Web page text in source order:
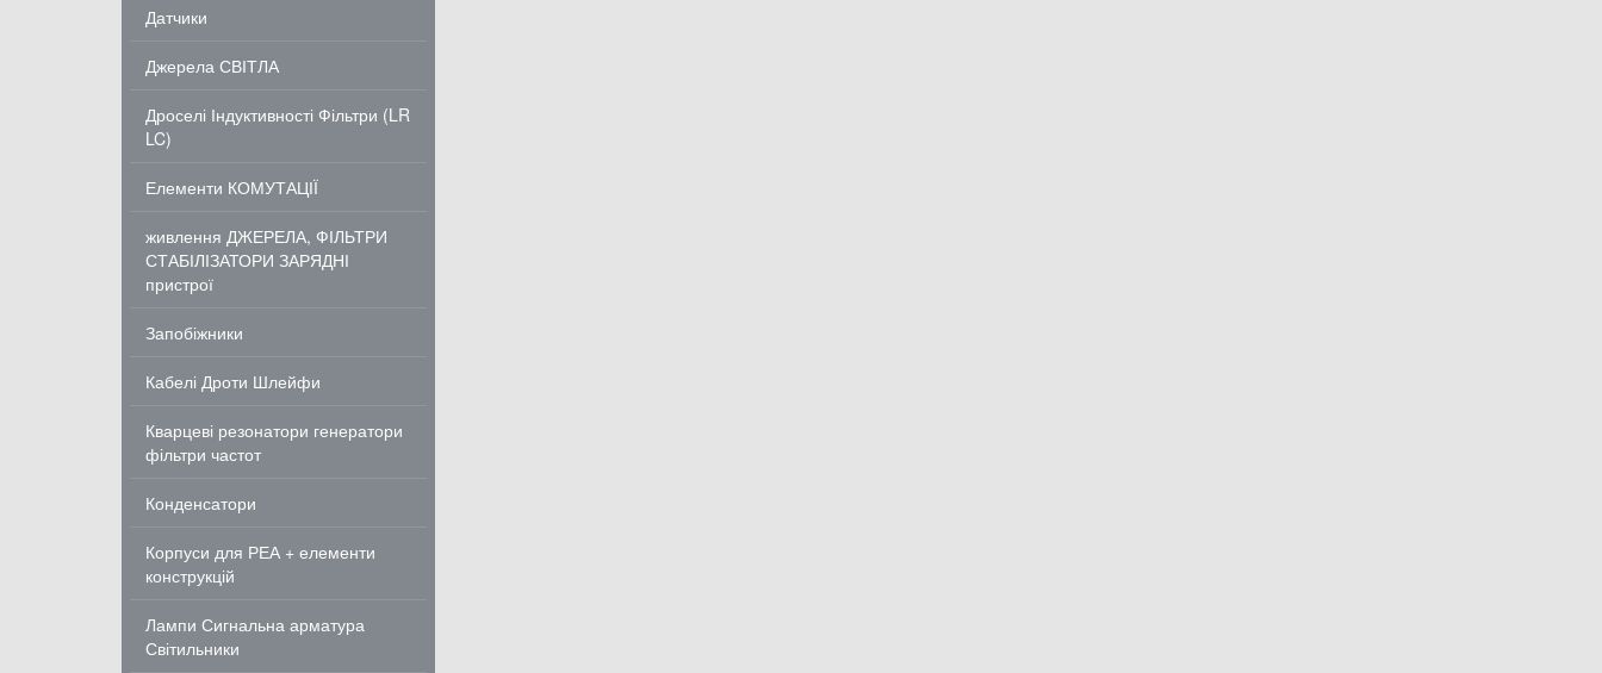
Датчики
Джерела СВІТЛА
Дроселі Індуктивності Фільтри (LR
LC)
Елементи КОМУТАЦІЇ
живлення ДЖЕРЕЛА, ФІЛЬТРИ
СТАБІЛІЗАТОРИ ЗАРЯДНІ
пристрої
Запобіжники
Кабелі Дроти Шлейфи
Кварцеві резонатори генератори
фільтри частот
Конденсатори
Корпуси для РЕА + елементи
конструкцій
Лампи Сигнальна арматура
Світильники